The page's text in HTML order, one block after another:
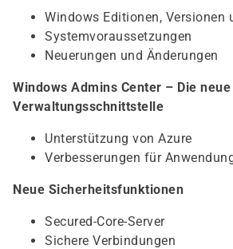
Windows Editionen, Versionen
Systemvoraussetzungen
Neuerungen und Änderungen
Windows Admins Center – Die neue
Verwaltungsschnittstelle
Unterstützung von Azure
Verbesserungen für
Neue Sicherheitsfunktionen
Secured-Core-Server
Sichere Verbindungen